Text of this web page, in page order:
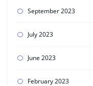
September 2023
July 2023
June 2023
February 2023